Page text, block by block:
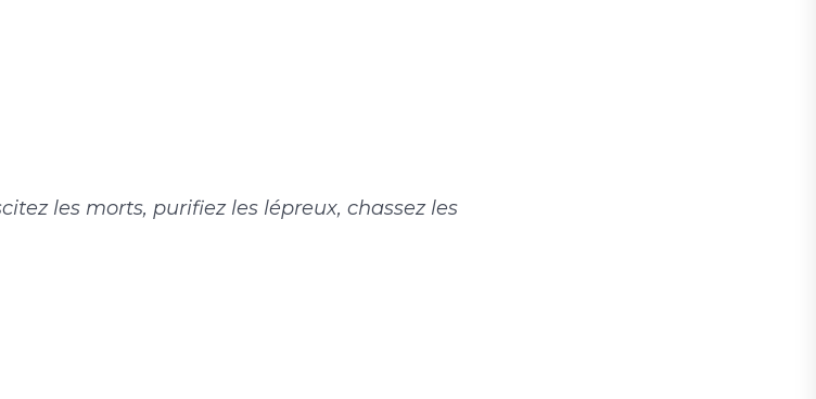
les morts, purifiez les lépreux, chassez les